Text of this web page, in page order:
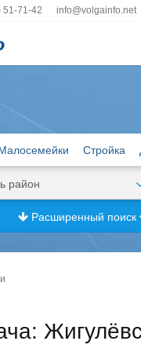
51-71-42 info@volgainfo.net
Стройка
район
Расширенный поиск